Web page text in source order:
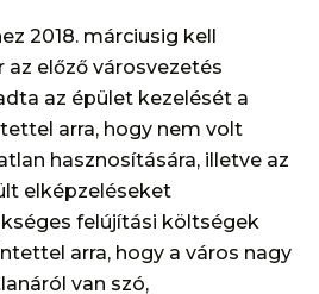
2018. márciusig kell
előző városvezetés
az épület kezelését a
arra, hogy nem volt
hasznosítására, illetve az
elképzeléseket
felújítási költségek
arra, hogy a város nagy
van szó,